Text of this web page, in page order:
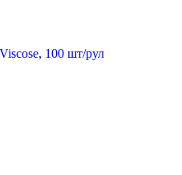
100 шт/рул